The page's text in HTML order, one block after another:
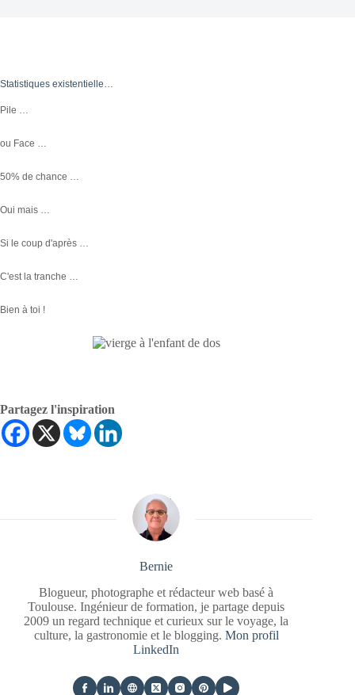
Statistiques existentielle…
Pile …
ou Face …
50% de chance …
Oui mais …
Si le coup d'après …
C'est la tranche …
Bien à toi !
Partagez l'inspiration
Bernie
Blogueur, photographe et rédacteur web basé à
Toulouse. Ingénieur de formation, je partage depuis
2009 un regard technique et curieux sur le voyage, la
culture, la gastronomie et le blogging. Mon profil
LinkedIn